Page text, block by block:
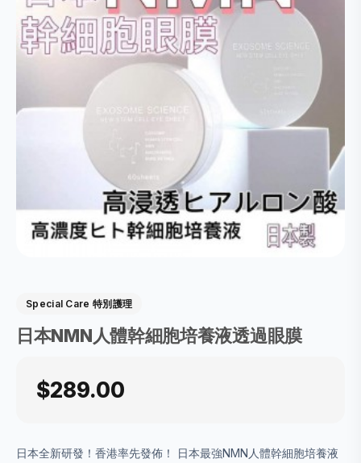
Special Care 特別護理
日本NMN人體幹細胞培養液透過眼膜
$289.00
日本全新研發！香港率先發佈！ 日本最強NMN人體幹細胞培養液